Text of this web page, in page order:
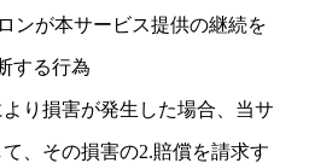
ンが本サービス提供の継続を
する行為
より損害が発生した場合、当サ
て、その損害の2.賠償を請求す